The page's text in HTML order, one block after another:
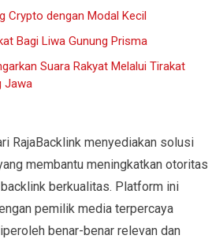
Crypto dengan Modal Kecil
Bagi Liwa Gunung Prisma
Suara Rakyat Melalui Tirakat
Jawa
RajaBacklink menyediakan solusi
membantu meningkatkan otoritas
berkualitas. Platform ini
pemilik media terpercaya
benar-benar relevan dan